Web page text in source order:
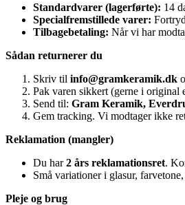
Standardvarer (lagerførte): 14
Specialfremstillede varer:
Tilbagebetaling: Når vi har
Sådan returnerer du
Skriv til info@gramkeramik.dk
Pak varen sikkert (gerne i original
Send til: Gram Keramik,
Gem tracking. Vi modtager ikke
Reklamation (mangler)
Du har2 års reklamationsret.
Små variationer i glasur,
Pleje og brug